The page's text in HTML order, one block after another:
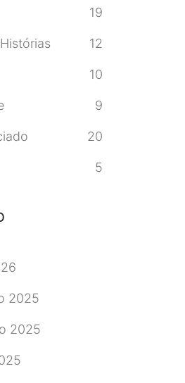
19
12
10
9
20
5
2025
2025